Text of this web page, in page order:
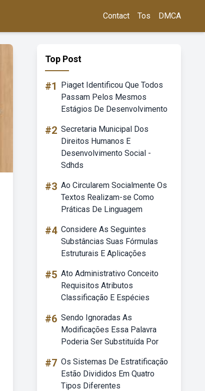
Contact Tos DMCA
Top Post
#1
Piaget Identificou Que Todos
Passam Pelos Mesmos
Estágios De Desenvolvimento
#2 Secretaria Municipal Dos
Direitos Humanos E
Desenvolvimento Social -
Sdhds
#3 Ao Circularem Socialmente Os
Textos Realizam-se Como
Práticas De Linguagem
#4 Considere As Seguintes
Substâncias Suas Fórmulas
Estruturais E Aplicações
#5 Ato Administrativo Conceito
Requisitos Atributos
Classificação E Espécies
#6 Sendo Ignoradas As
Modificações Essa Palavra
Poderia Ser Substituída Por
#7 Os Sistemas De Estratificação
Estão Divididos Em Quatro
Tipos Diferentes